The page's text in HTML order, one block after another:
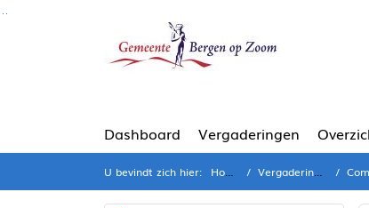
Ga naar de inhoud van deze pagina
Dashboard Vergaderingen
U bevindt zich hier: Home Vergaderingen